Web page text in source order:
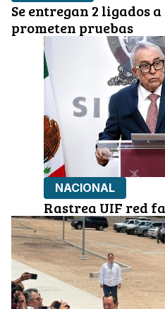
Se entregan 2 ligados
prometen pruebas
NACIONAL
Rastrea UIF red